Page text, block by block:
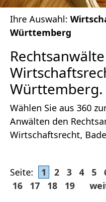
Ihre Auswahl:
Württemberg
Württemberg.
Wählen Sie aus 360
Anwälten den
Wirtschaftsrecht,
Seite: 1 2 3 4 5
16
17 18 19